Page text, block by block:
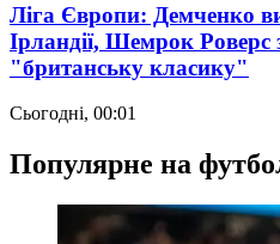
Ліга Європи: Демченко
Ірландії, Шемрок Роверс
"британську класику"
Сьогодні, 00:01
Популярне на